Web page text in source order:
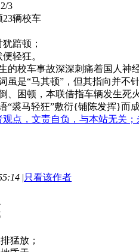
3
辆校车
踣顿；
轻狂。
的校车事故深深刺痛着国人
虽是“马其顿”，但其指向并不
、困顿，本联借指车辆发生死
语“裘马轻狂”敷衍{铺陈发挥}
观点，文责自负，与本站无关
|只看该作者
猛放；